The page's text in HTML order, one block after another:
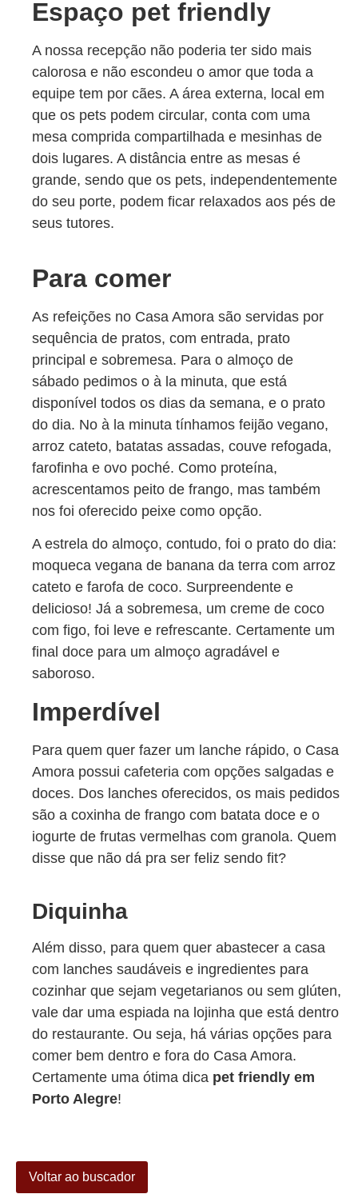
Espaço pet friendly
A nossa recepção não poderia ter sido mais
calorosa e não escondeu o amor que toda a
equipe tem por cães. A área externa, local em
que os pets podem circular, conta com uma
mesa comprida compartilhada e mesinhas de
dois lugares. A distância entre as mesas é
grande, sendo que os pets, independentemente
do seu porte, podem ficar relaxados aos pés de
seus tutores.
Para comer
As refeições no Casa Amora são servidas por
sequência de pratos, com entrada, prato
principal e sobremesa. Para o almoço de
sábado pedimos o à la minuta, que está
disponível todos os dias da semana, e o prato
do dia. No à la minuta tínhamos feijão vegano,
arroz cateto, batatas assadas, couve refogada,
farofinha e ovo poché. Como proteína,
acrescentamos peito de frango, mas também
nos foi oferecido peixe como opção.
A estrela do almoço, contudo, foi o prato do dia:
moqueca vegana de banana da terra com arroz
cateto e farofa de coco. Surpreendente e
delicioso! Já a sobremesa, um creme de coco
com figo, foi leve e refrescante. Certamente um
final doce para um almoço agradável e
saboroso.
Imperdível
Para quem quer fazer um lanche rápido, o Casa
Amora possui cafeteria com opções salgadas e
doces. Dos lanches oferecidos, os mais pedidos
são a coxinha de frango com batata doce e o
iogurte de frutas vermelhas com granola. Quem
disse que não dá pra ser feliz sendo fit?
Diquinha
Além disso, para quem quer abastecer a casa
com lanches saudáveis e ingredientes para
cozinhar que sejam vegetarianos ou sem glúten,
vale dar uma espiada na lojinha que está dentro
do restaurante. Ou seja, há várias opções para
comer bem dentro e fora do Casa Amora.
Certamente uma ótima dica pet friendly em
Porto Alegre!
Voltar ao buscador